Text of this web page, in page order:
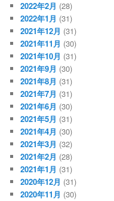
2022年2月 (28)
2022年1月 (31)
2021年12月 (31)
2021年11月 (30)
2021年10月 (31)
2021年9月 (30)
2021年8月 (31)
2021年7月 (31)
2021年6月 (30)
2021年5月 (31)
2021年4月 (30)
2021年3月 (32)
2021年2月 (28)
2021年1月 (31)
2020年12月 (31)
2020年11月 (30)